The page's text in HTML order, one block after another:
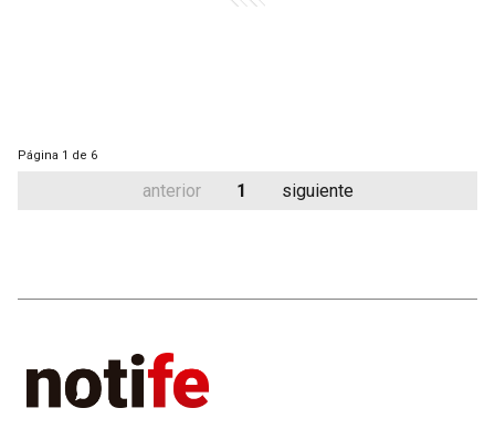
Página 1 de 6
anterior 1 siguiente